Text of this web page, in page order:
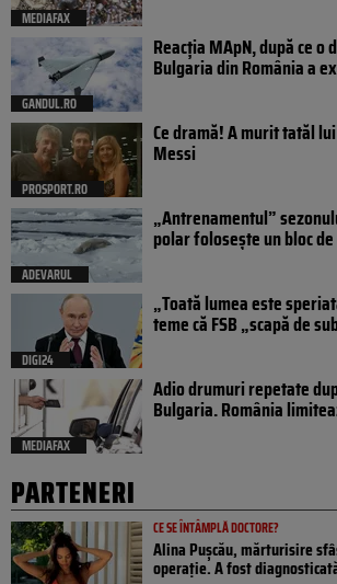
MEDIAFAX
GANDUL.RO
Reacția MApN, după ce
Bulgaria din România a
PROSPORT.RO
Ce dramă! A murit tatăl
Messi
ADEVARUL
„Antrenamentul”
polar folosește un bloc
DIGI24
„Toată lumea este
teme că FSB „scapă de
MEDIAFAX
Adio drumuri repetate
Bulgaria. România
PARTENERI
CE SE ÎNTÂMPLĂ DOCTORE?
Alina Pușcău, mărturisire
operație. A fost